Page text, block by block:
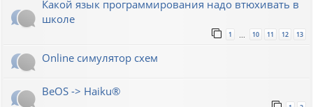
Какой язык программирования надо втюхивать в
школе
1 … 10 11 12 13
Online симулятор схем
BeOS -> Haiku®